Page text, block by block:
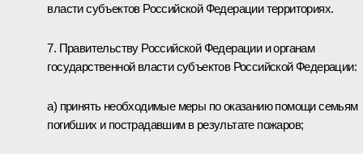
власти субъектов Российской Федерации территориях.
7. Правительству Российской Федерации и органам
государственной власти субъектов Российской Федерации:
а) принять необходимые меры по оказанию помощи семьям
погибших и пострадавшим в результате пожаров;